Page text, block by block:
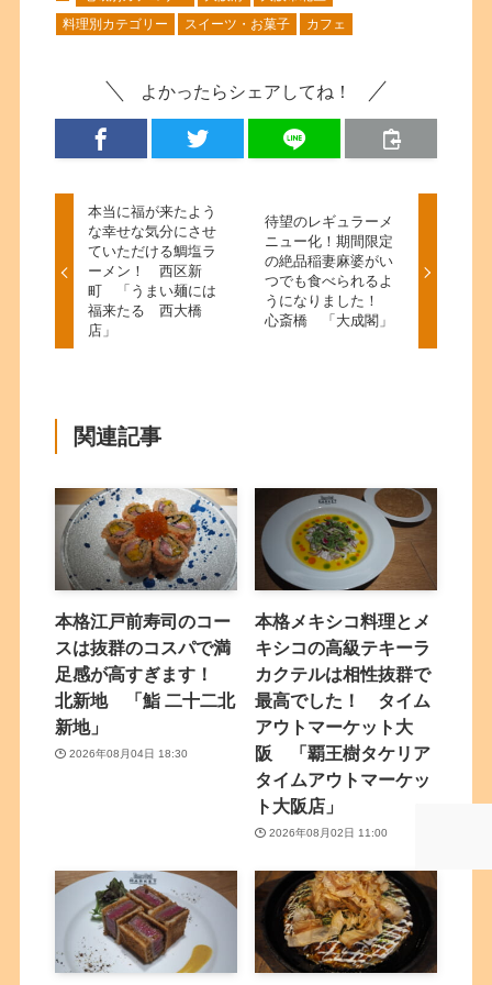
料理別カテゴリー
スイーツ・お菓子 カフェ
よかったらシェアしてね！
本当に福が来たよう
な幸せな気分にさせ
ていただける鯛塩ラ
ーメン！ 西区新
町 「うまい麺には
福来たる 西大橋
店」
待望のレギュラーメ
ニュー化！期間限定
の絶品稲妻麻婆がい
つでも食べられるよ
うになりました！
心斎橋 「大成閣」
関連記事
本格江戸前寿司のコー
スは抜群のコスパで満
足感が高すぎます！
北新地 「鮨 二十二北
新地」
2026年08月04日 18:30
本格メキシコ料理とメ
キシコの高級テキーラ
カクテルは相性抜群で
最高でした！ タイム
アウトマーケット大
阪 「覇王樹タケリア
タイムアウトマーケッ
ト大阪店」
2026年08月02日 11:00